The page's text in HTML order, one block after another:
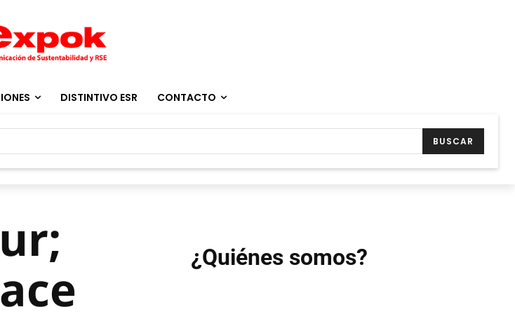
DISTINTIVO ESR CONTACTO
BUSCAR
¿Quiénes somos?